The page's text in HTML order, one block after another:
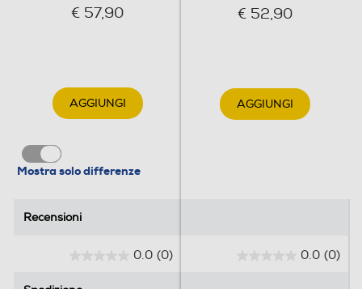
Dimensioni - Peso
Informazioni sulla sicurezza del prodotto
Clicca qui
€ 57,90
AGGIUNGI
Mostra solo differenze
€ 52,90
AGGIUNGI
Recensioni
0.0 (0) 0.0 (0)